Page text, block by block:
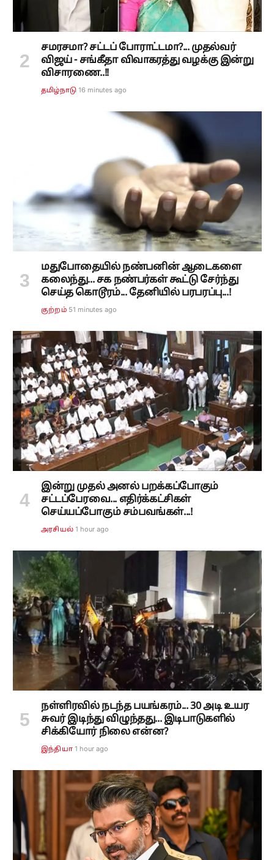
சமரசமா? சட்டப் போராட்டமா?... முதல்வர்
விஜய் - சங்கீதா விவாகரத்து வழக்கு இன்று
விசாரணை..!!
தமிழ்நாடு 16 minutes ago
மதுபோதையில் நண்பனின் ஆடைகளை
கலைந்து... சக நண்பர்கள் கூட்டு சேர்ந்து
செய்த கொடூரம்... தேனியில் பரபரப்பு...!
குற்றம் 52 minutes ago
இன்று முதல் அனல் பறக்கப்போகும்
சட்டப்பேரவை... எதிர்க்கட்சிகள்
செய்யப்போகும் சம்பவங்கள்...!
அரசியல் 1 hour ago
நள்ளிரவில் நடந்த பயங்கரம்... 30 அடி உயர
சுவர் இடிந்து விழுந்தது... இடிபாடுகளில்
சிக்கியோர் நிலை என்ன?
இந்தியா 1 hour ago